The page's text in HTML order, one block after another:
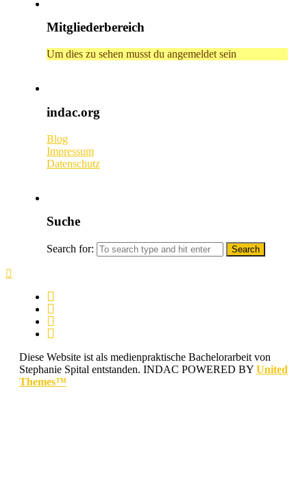
Mitgliederbereich
Um dies zu sehen musst du angemeldet sein
indac.org
Blog
Impressum
Datenschutz
Suche
Search for:
Diese Website ist als medienpraktische Bachelorarbeit von
Stephanie Spital entstanden. INDAC POWERED BY United
Themes™